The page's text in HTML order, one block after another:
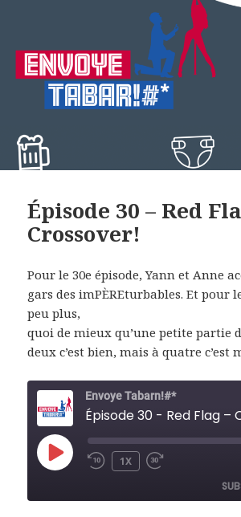
Épisode 30 – Red
Crossover!
Pour le 30e épisode, Yann et Anne
gars des imPÈREturbables. Et pour
peu plus,
quoi de mieux qu’une petite partie
deux c’est bien, mais à quatre c’est
Envoye Tabarn!#*
Épisode 30 - Red Flag –
PLAY
EPISODE REWIND
1X
FAST